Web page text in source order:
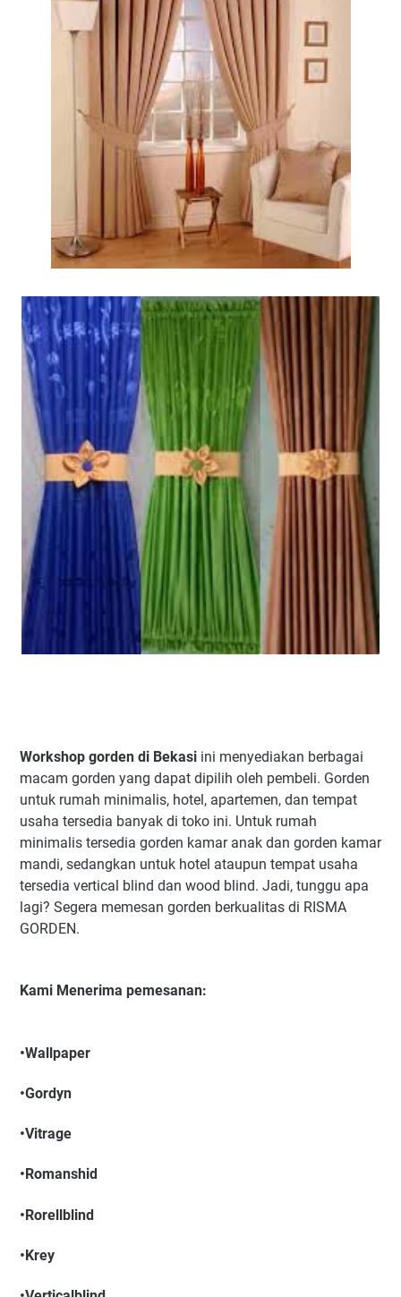
Workshop gorden di Bekasi ini menyediakan berbagai
macam gorden yang dapat dipilih oleh pembeli. Gorden
untuk rumah minimalis, hotel, apartemen, dan tempat
usaha tersedia banyak di toko ini. Untuk rumah
minimalis tersedia gorden kamar anak dan gorden kamar
mandi, sedangkan untuk hotel ataupun tempat usaha
tersedia vertical blind dan wood blind. Jadi, tunggu apa
lagi? Segera memesan gorden berkualitas di RISMA
GORDEN.
Kami Menerima pemesanan:
•Wallpaper
•Gordyn
•Vitrage
•Romanshid
•Rorellblind
•Krey